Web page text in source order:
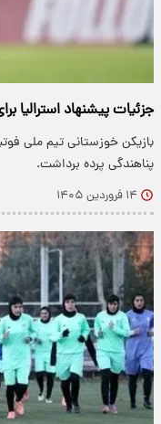
جزئیات پیشنهاد استرالیا
بازیکن خوزستانی تیم ملی
پناهندگی پرده برداشت.
۱۴ فروردین ۱۴۰۵